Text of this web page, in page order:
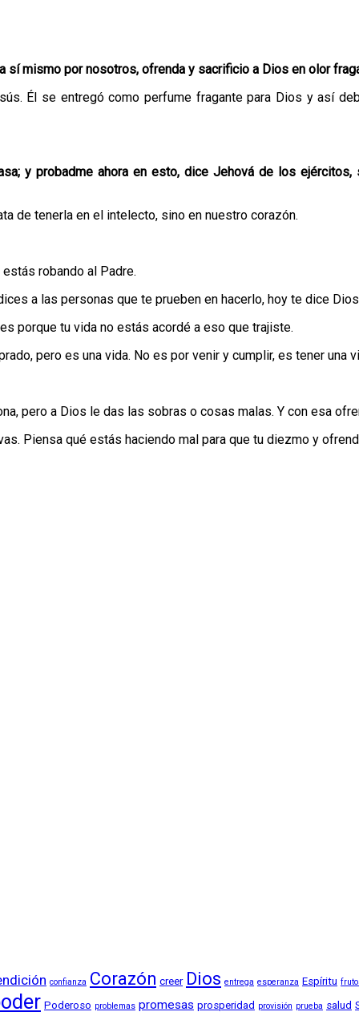
sí mismo por nosotros, ofrenda y sacrificio a Dios en olor
Él se entregó como perfume fragante para Dios y así
y probadme ahora en esto, dice Jehová de los
de tenerla en el intelecto, sino en nuestro corazón.
robando al Padre.
a las personas que te prueben en hacerlo, hoy te dice
porque tu vida no estás acordé a eso que trajiste.
pero es una vida. No es por venir y cumplir, es tener una
pero a Dios le das las sobras o cosas malas. Y con esa
Piensa qué estás haciendo mal para que tu diezmo y
confianza Corazón creer Dios entrega esperanza Espíritu
Poderoso problemas promesas prosperidad provisión prueba salud